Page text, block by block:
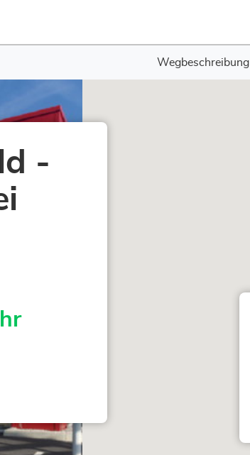
Wegbeschreibung
-